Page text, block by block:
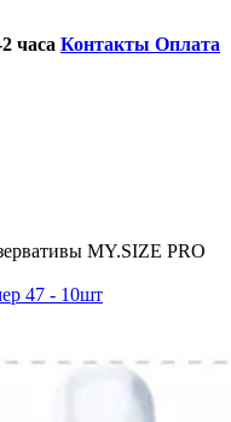
часа Контакты Оплата
MY.SIZE PRO